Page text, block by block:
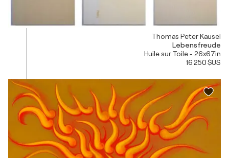
Thomas Peter Kausel
Lebensfreude
Huile sur Toile - 26x67in
16 250 $US